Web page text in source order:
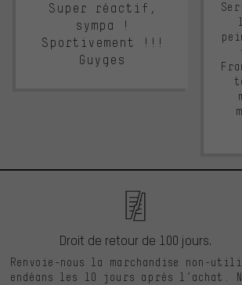
Super réactif,
sympa !
Sportivement !!!
Guyges
Droit de retour de 100 jours.
Renvoie-nous la marchandise non-
endéans les 10 jours après l’achat.